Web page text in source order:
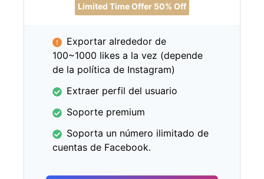
Limited Time Offer 50% Off
Exportar alrededor de
100~1000 likes a la vez (depende
de la política de Instagram)
Extraer perfil del usuario
Soporte premium
Soporta un número ilimitado de
cuentas de Facebook.